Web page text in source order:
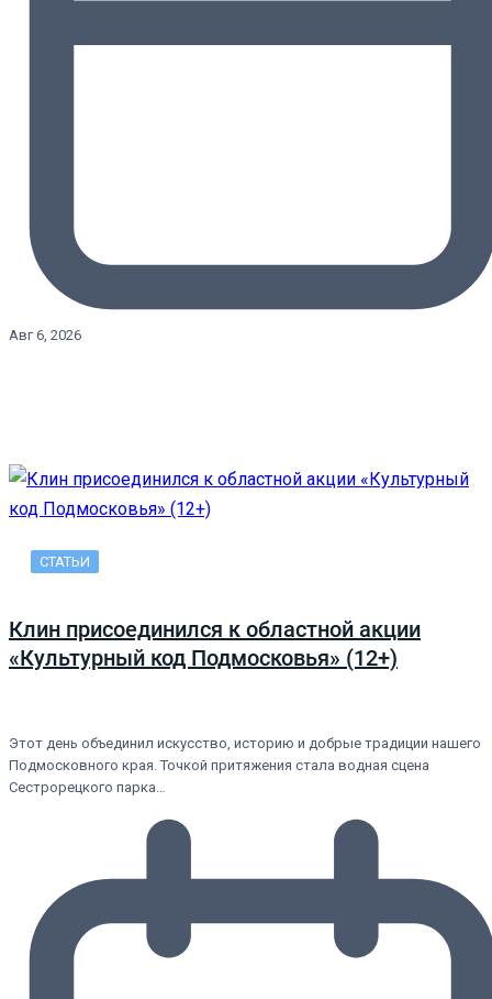
Авг 6, 2026
СТАТЬИ
Клин присоединился к областной акции
«Культурный код Подмосковья» (12+)
Этот день объединил искусство, историю и добрые традиции нашего
Подмосковного края. Точкой притяжения стала водная сцена
Сестрорецкого парка…